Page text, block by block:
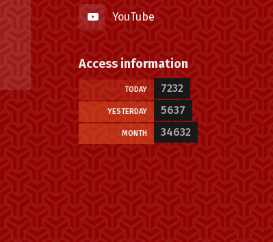
YouTube
Access information
TODAY 7232
YESTERDAY 5637
MONTH 34632